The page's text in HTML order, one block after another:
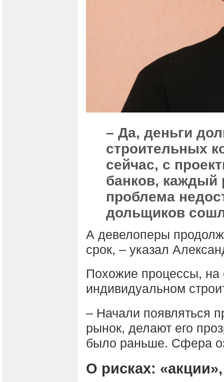
– Да, деньги
строительных
сейчас, с
банков, каждый
проблема
дольщиков
А девелоперы
срок, – указал
Похожие процессы, на
индивидуальном
– Начали появляться
рынок, делают его
было раньше. Сфера
О рисках: